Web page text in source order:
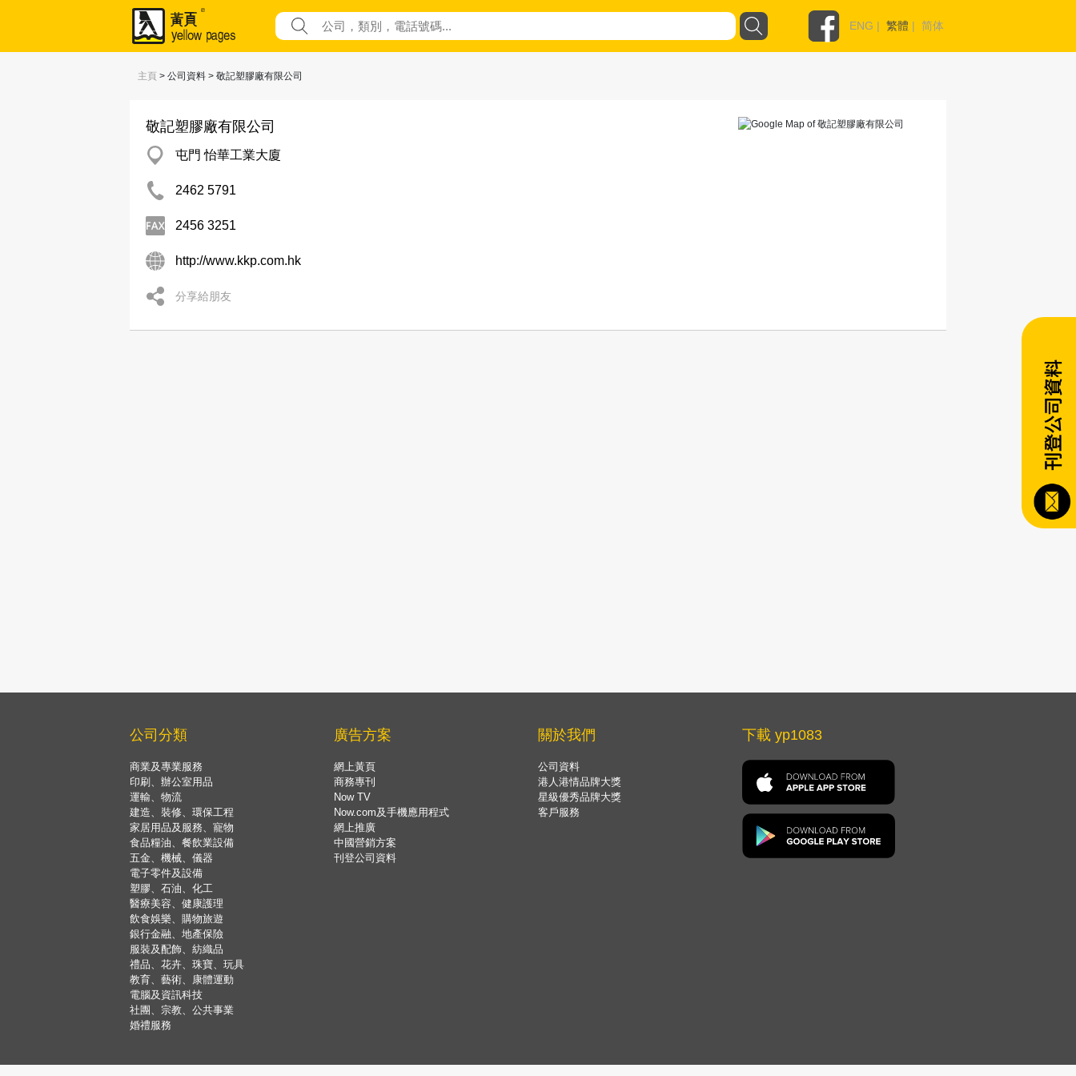
ENG | 繁體 | 简体
主頁 > 公司資料 > 敬記塑膠廠有限公司
敬記塑膠廠有限公司
屯門 怡華工業大廈
2462 5791
2456 3251
http://www.kkp.com.hk
分享給朋友
公司分類
商業及專業服務
印刷、辦公室用品
運輸、物流
建造、裝修、環保工程
家居用品及服務、寵物
食品糧油、餐飲業設備
五金、機械、儀器
電子零件及設備
塑膠、石油、化工
醫療美容、健康護理
飲食娛樂、購物旅遊
銀行金融、地產保險
服裝及配飾、紡織品
禮品、花卉、珠寶、玩具
教育、藝術、康體運動
電腦及資訊科技
社團、宗教、公共事業
婚禮服務
廣告方案
網上黃頁
商務專刊
Now TV
Now.com及手機應用程式
網上推廣
中國營銷方案
刊登公司資料
關於我們
公司資料
港人港情品牌大獎
星級優秀品牌大獎
客戶服務
下載 yp1083